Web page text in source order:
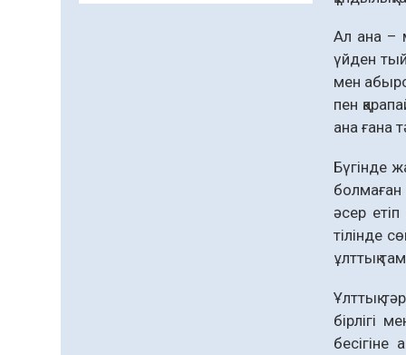
Ал ана –
үйден
мен
пен
ана ғана
Бүгінде
болмаған
әсер
тілінде
ұлттық
Ұлттық
бірлігі